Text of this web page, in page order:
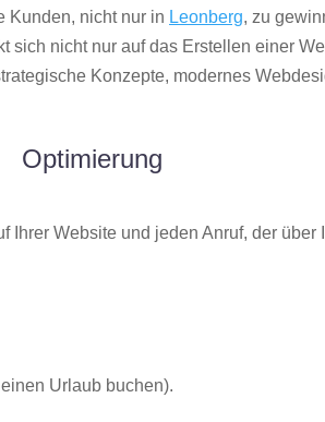
Kunden, nicht nur in Leonberg, zu
sich nicht nur auf das Erstellen einer
Konzepte, modernes
Optimierung
Ihrer Website und jeden Anruf, der über
Urlaub buchen).